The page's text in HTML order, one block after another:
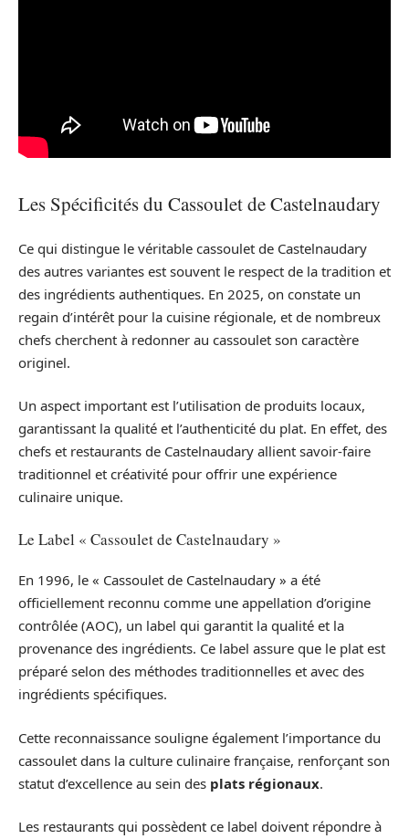
Les Spécificités du Cassoulet de Castelnaudary
Ce qui distingue le véritable cassoulet de Castelnaudary
des autres variantes est souvent le respect de la tradition et
des ingrédients authentiques. En 2025, on constate un
regain d’intérêt pour la cuisine régionale, et de nombreux
chefs cherchent à redonner au cassoulet son caractère
originel.
Un aspect important est l’utilisation de produits locaux,
garantissant la qualité et l’authenticité du plat. En effet, des
chefs et restaurants de Castelnaudary allient savoir-faire
traditionnel et créativité pour offrir une expérience
culinaire unique.
Le Label « Cassoulet de Castelnaudary »
En 1996, le « Cassoulet de Castelnaudary » a été
officiellement reconnu comme une appellation d’origine
contrôlée (AOC), un label qui garantit la qualité et la
provenance des ingrédients. Ce label assure que le plat est
préparé selon des méthodes traditionnelles et avec des
ingrédients spécifiques.
Cette reconnaissance souligne également l’importance du
cassoulet dans la culture culinaire française, renforçant son
statut d’excellence au sein des plats régionaux.
Les restaurants qui possèdent ce label doivent répondre à